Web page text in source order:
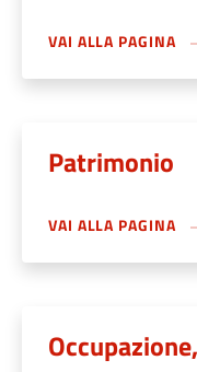
VAI ALLA PAGINA
Patrimonio
VAI ALLA PAGINA